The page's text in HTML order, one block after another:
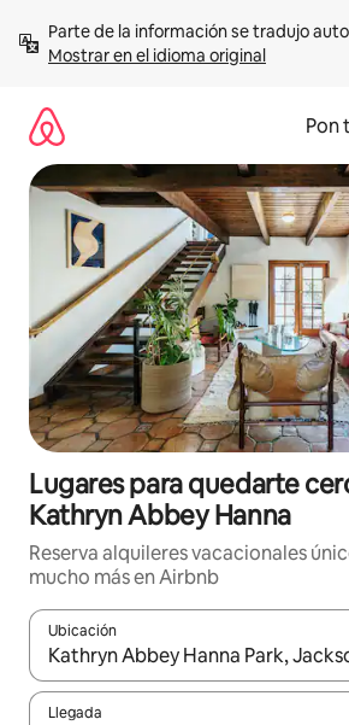
contenidoMostrar en el idioma original
Pon
Lugares para quedarte
Kathryn Abbey Hanna
Reserva alquileres vacacionales
mucho más en Airbnb
Ubicación
Cuando los resultados estén
Llegada